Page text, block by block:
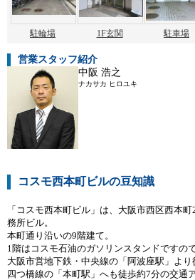
駐輪場 1F玄関 駐車場
営業スタッフ紹介
中阪 浩之
ナカサカ ヒロユキ
コスモ西本町ビルの豆知識
「コスモ西本町ビル」は、大阪市西区西本
務所ビル。
本町通り沿いの9階建て。
1階はコスモ石油のガソリンスタンドですの
大阪市営地下鉄・中央線の「阿波座駅」より
四つ橋線の「本町駅」へも徒歩約7分の交通